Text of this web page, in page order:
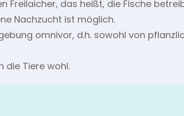
Freilaicher, das heißt, die Fische
Nachzucht ist möglich.
omnivor, d.h. sowohl von
die Tiere wohl.